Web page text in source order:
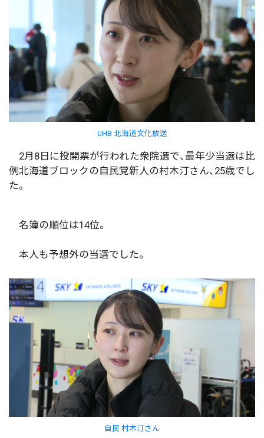
UHB 北海道文化放送
2月8日に投開票が行われた衆院選で、最年少当選は比
例北海道ブロックの自民党新人の村木汀さん、25歳でし
た。
名簿の順位は14位。
本人も予想外の当選でした。
自民 村木汀さん